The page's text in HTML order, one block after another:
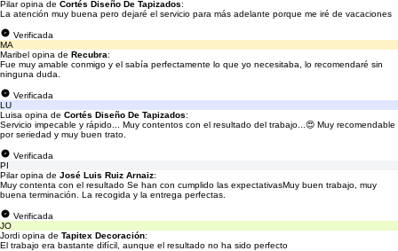
Pilar opina de Cortés Diseño De Tapizados:
La atención muy buena pero dejaré el servicio para más adelante porque me iré de vacaciones
Verificada
MA
Maribel opina de Recubra:
Fue muy amable conmigo y el sabía perfectamente lo que yo necesitaba, lo recomendaré sin
ninguna duda.
Verificada
LU
Luisa opina de Cortés Diseño De Tapizados:
Servicio impecable y rápido... Muy contentos con el resultado del trabajo...😍 Muy recomendable
por seriedad y muy buen trato.
Verificada
PI
Pilar opina de José Luis Ruiz Arnaiz:
Muy contenta con el resultado Se han con cumplido las expectativasMuy buen trabajo, muy
buena terminación. La recogida y la entrega perfectas.
Verificada
JO
Jordi opina de Tapitex Decoración:
El trabajo era bastante difícil, aunque el resultado no ha sido perfecto